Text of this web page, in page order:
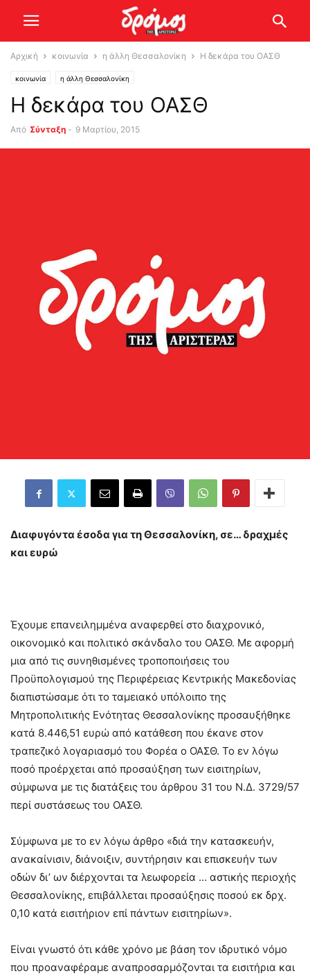
Αρχική κοινωνία η άλλη Θεσσαλονίκη Η δεκάρα του ΟΑΣΘ
κοινωνία η άλλη Θεσσαλονίκη
Η δεκάρα του ΟΑΣΘ
Από Σύνταξη - 9 Μαρτίου, 2015
Διαφυγόντα έσοδα για τη Θεσσαλονίκη, σε… δραχμές
και ευρώ
Έχουμε επανειλημμένα αναφερθεί στο διαχρονικό,
οικονομικό και πολιτικό σκάνδαλο του ΟΑΣΘ. Με αφορμή
μια από τις συνηθισμένες τροποποιήσεις του
Προϋπολογισμού της Περιφέρειας Κεντρικής Μακεδονίας
διαπιστώσαμε ότι το ταμειακό υπόλοιπο της
Μητροπολιτικής Ενότητας Θεσσαλονίκης προσαυξήθηκε
κατά 8.446,51 ευρώ από κατάθεση που έκανε στον
τραπεζικό λογαριασμό του Φορέα ο ΟΑΣΘ. Το εν λόγω
ποσό προέρχεται από προσαύξηση των εισιτηρίων,
σύμφωνα με τις διατάξεις του άρθρου 31 του Ν.Δ. 3729/57
περί συστάσεως του ΟΑΣΘ.
Σύμφωνα με το εν λόγω άρθρο «διά την κατασκευήν,
ανακαίνισιν, διάνοιξιν, συντήρησιν και επισκευήν των
οδών δι’ ων διέρχονται τα λεωφορεία … αστικής περιοχής
Θεσσαλονίκης, επιβάλλεται προσαύξησις ποσού εκ δρχ.
0,10 κατά εισιτήριον επί πάντων εισιτηρίων».
Είναι γνωστό ότι κάθε χρόνο με βάση τον ιδρυτικό νόμο
που προαναφέραμε αναπροσαρμόζονται τα εισιτήρια και